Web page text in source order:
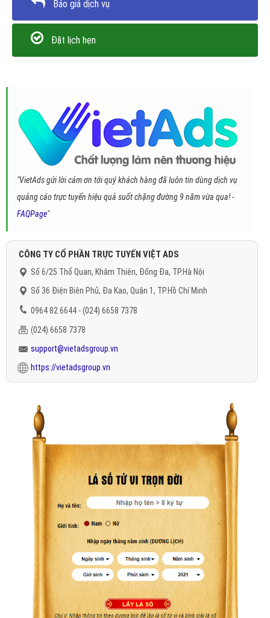
Báo giá dịch vụ
Đặt lịch hẹn
"VietAds gửi lời cảm ơn tới quý khách hàng đã luôn tin dùng dịch vụ
quảng cáo trực tuyến hiệu quả suốt chặng đường 9 năm vừa qua! -
FAQPage"
CÔNG TY CỔ PHẦN TRỰC TUYẾN VIỆT ADS
Số 6/25 Thổ Quan, Khâm Thiên, Đống Đa, TP.Hà Nội
Số 36 Điện Biên Phủ, Đa Kao, Quận 1, TP.Hồ Chí Minh
0964 82 6644 - (024) 6658 7378
(024) 6658 7378
support@vietadsgroup.vn
https://vietadsgroup.vn